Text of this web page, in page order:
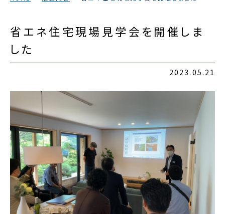
省エネ住宅現場見学会を開催しま
した
2023.05.21